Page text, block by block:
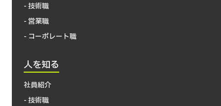
- 技術職
- 営業職
- コーポレート職
人を知る
社員紹介
- 技術職